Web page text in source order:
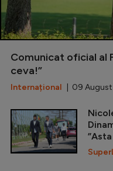
Comunicat oficial al
ceva!”
Internațional | 09 August